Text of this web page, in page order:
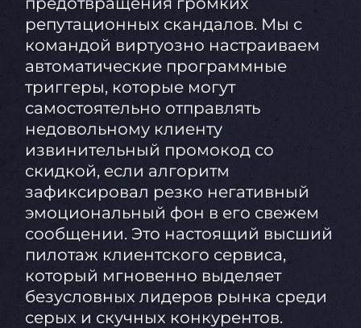
репутационных скандалов. Мы с
командой виртуозно настраиваем
автоматические программные
триггеры, которые могут
самостоятельно отправлять
недовольному клиенту
извинительный промокод со
скидкой, если алгоритм
зафиксировал резко негативный
эмоциональный фон в его свежем
сообщении. Это настоящий высший
пилотаж клиентского сервиса,
который мгновенно выделяет
безусловных лидеров рынка среди
серых и скучных конкурентов.